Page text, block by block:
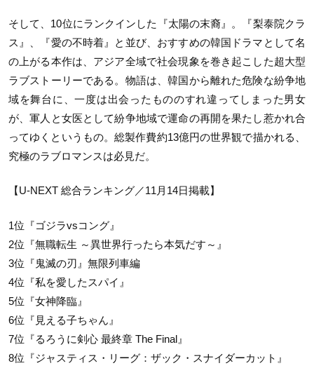
そして、10位にランクインした『太陽の末裔』。『梨泰院クラ
ス』、『愛の不時着』と並び、おすすめの韓国ドラマとして名
の上がる本作は、アジア全域で社会現象を巻き起こした超大型
ラブストーリーである。物語は、韓国から離れた危険な紛争地
域を舞台に、一度は出会ったもののすれ違ってしまった男女
が、軍人と女医として紛争地域で運命の再開を果たし惹かれ合
ってゆくというもの。総製作費約13億円の世界観で描かれる、
究極のラブロマンスは必見だ。
【U-NEXT 総合ランキング／11月14日掲載】
1位『ゴジラvsコング』
2位『無職転生 ～異世界行ったら本気だす～』
3位『鬼滅の刃』無限列車編
4位『私を愛したスパイ』
5位『女神降臨』
6位『見える子ちゃん』
7位『るろうに剣心 最終章 The Final』
8位『ジャスティス・リーグ：ザック・スナイダーカット』